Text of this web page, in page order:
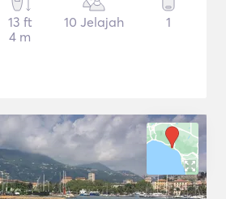
13 ft
4 m
10 Jelajah 1